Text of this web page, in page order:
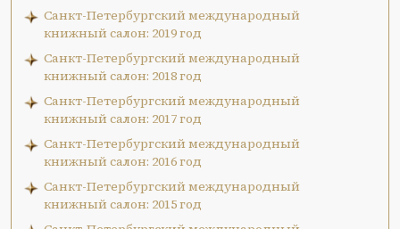
Санкт-Петербургский международный
книжный салон: 2019 год
Санкт-Петербургский международный
книжный салон: 2018 год
Санкт-Петербургский международный
книжный салон: 2017 год
Санкт-Петербургский международный
книжный салон: 2016 год
Санкт-Петербургский международный
книжный салон: 2015 год